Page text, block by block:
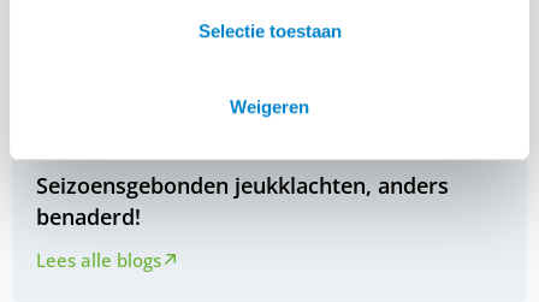
Selectie toestaan
Weigeren
Seizoensgebonden jeukklachten, anders
benaderd!
Lees alle blogs